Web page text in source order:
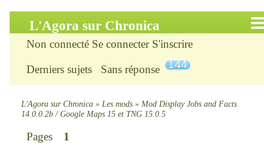
L'Agora sur Chronica
Accueil
Infos
Chercher
S’inscrire
Non connecté Se connecter S'inscrire
Derniers sujets Sans réponse 144
L'Agora sur Chronica » Les mods » Mod Display Jobs and Facts
14.0.0.2b / Google Maps 15 et TNG 15.0.5
Pages
1